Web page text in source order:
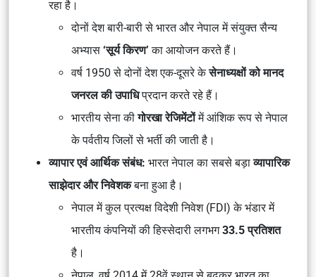
रहा है।
दोनों देश बारी-बारी से भारत और नेपाल में संयुक्त सैन्य
अभ्यास ‘सूर्य किरण’ का आयोजन करते हैं।
वर्ष 1950 से दोनों देश एक-दूसरे केसेनाध्यक्षों को मानद
जनरल की उपाधिप्रदान करते रहे हैं।
भारतीय सेना कीगोरखा रेजिमेंटोंमें आंशिक रूप से नेपाल
के पर्वतीय जिलों से भर्ती की जाती है।
व्यापार एवं आर्थिक संबंध: भारत नेपाल का सबसे बड़ाव्यापारिक
साझेदार और निवेशकबना हुआ है।
नेपाल में कुल प्रत्यक्ष विदेशी निवेश (FDI) के भंडार में
भारतीय कंपनियों की हिस्सेदारी लगभग33.5 प्रतिशत
है।